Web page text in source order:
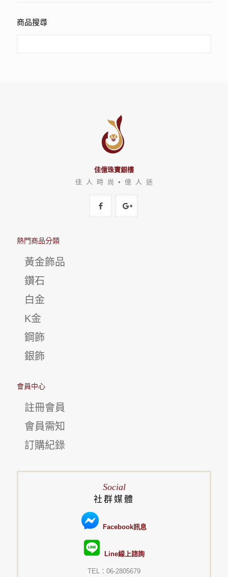
商品搜尋
佳億珠寶銀樓
佳 人 時 尚 • 億 人 迷
熱門商品分類
黃金飾品
鑽石
白金
K金
鋼飾
銀飾
會員中心
註冊會員
會員需知
訂購紀錄
Social
社群媒體
Facebook訊息
Line線上諮詢
TEL：06-2805679